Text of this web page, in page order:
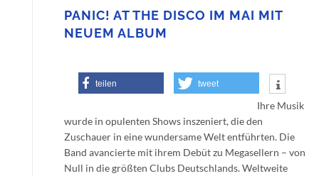
PANIC! AT THE DISCO IM MAI MIT
NEUEM ALBUM
teilen tweet
Ihre Musik
wurde in opulenten Shows inszeniert, die den
Zuschauer in eine wundersame Welt entführten. Die
Band avancierte mit ihrem Debüt zu Megasellern – von
Null in die größten Clubs Deutschlands. Weltweite